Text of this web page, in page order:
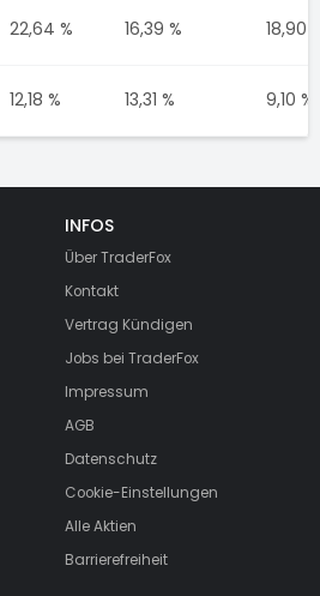
22,64 % 16,39 % 18,90
12,18 % 13,31 % 9,10 %
INFOS
Über TraderFox
Kontakt
Vertrag Kündigen
Jobs bei TraderFox
Impressum
AGB
Datenschutz
Cookie-Einstellungen
Alle Aktien
Barrierefreiheit